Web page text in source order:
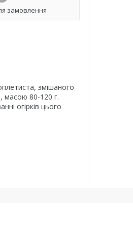
замовлення
змішаного
масою 80-120 г.
огірків цього